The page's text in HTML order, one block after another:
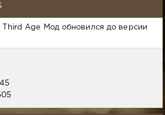
Third Age Мод обновился до версии